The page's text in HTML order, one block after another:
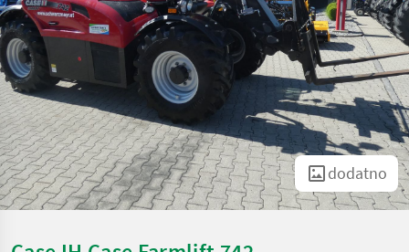
dodatno